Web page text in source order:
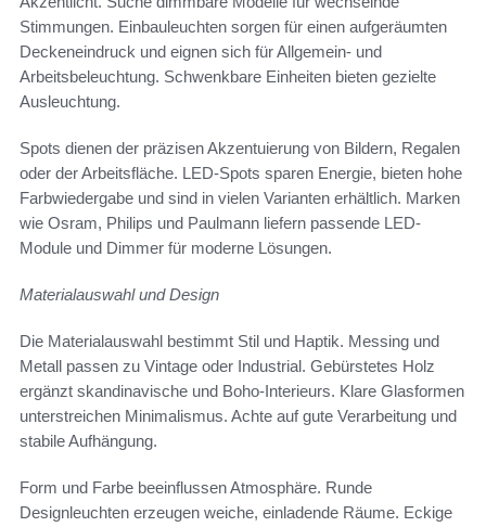
Stimmungen. Einbauleuchten sorgen für einen aufgeräumten
Deckeneindruck und eignen sich für Allgemein- und
Arbeitsbeleuchtung. Schwenkbare Einheiten bieten gezielte
Ausleuchtung.
Spots dienen der präzisen Akzentuierung von Bildern, Regalen
oder der Arbeitsfläche. LED-Spots sparen Energie, bieten hohe
Farbwiedergabe und sind in vielen Varianten erhältlich. Marken
wie Osram, Philips und Paulmann liefern passende LED-
Module und Dimmer für moderne Lösungen.
Materialauswahl und Design
Die Materialauswahl bestimmt Stil und Haptik. Messing und
Metall passen zu Vintage oder Industrial. Gebürstetes Holz
ergänzt skandinavische und Boho-Interieurs. Klare Glasformen
unterstreichen Minimalismus. Achte auf gute Verarbeitung und
stabile Aufhängung.
Form und Farbe beeinflussen Atmosphäre. Runde
Designleuchten erzeugen weiche, einladende Räume. Eckige